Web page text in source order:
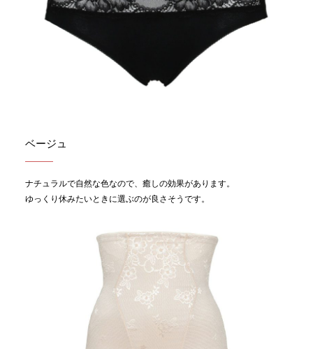
ベージュ
ナチュラルで自然な色なので、癒しの効果があります。
ゆっくり休みたいときに選ぶのが良さそうです。